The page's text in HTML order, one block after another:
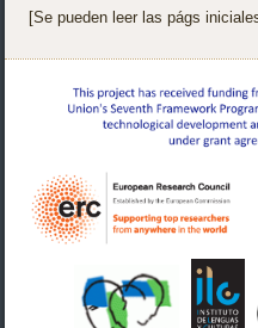
[Se pueden leer las págs